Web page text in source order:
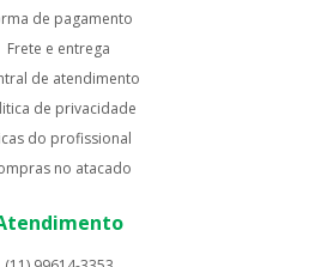
de pagamento
Frete e entrega
de atendimento
de privacidade
do profissional
no atacado